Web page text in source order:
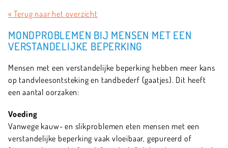
« Terug naar het overzicht
MONDPROBLEMEN BIJ MENSEN MET EEN
VERSTANDELIJKE BEPERKING
Mensen met een verstandelijke beperking hebben meer kans
op tandvleesontsteking en tandbederf (gaatjes). Dit heeft
een aantal oorzaken:
Voeding
Vanwege kauw- en slikproblemen eten mensen met een
verstandelijke beperking vaak vloeibaar, gepureerd of